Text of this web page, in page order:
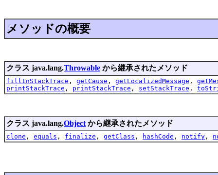
メソッドの概要
クラス java.lang.Throwable から継承されたメソッド
fillInStackTrace , getCause , getLocalizedMessage ,
printStackTrace , printStackTrace , setStackTrace ,
クラス java.lang.Object から継承されたメソッド
clone , equals , finalize , getClass , hashCode , notify ,